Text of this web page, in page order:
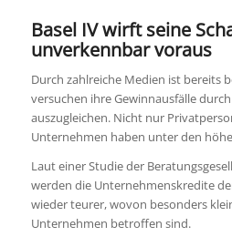
Basel IV wirft seine
unverkennbar voraus
Durch zahlreiche Medien ist bereits
versuchen ihre Gewinnausfälle
auszugleichen. Nicht nur
Unternehmen haben unter den
Laut einer Studie der
werden die Unternehmenskredite
wieder teurer, wovon besonders
Unternehmen betroffen sind.